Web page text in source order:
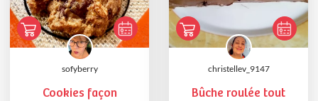
sofyberry
Cookies façon
christellev_9147
Bûche roulée tout